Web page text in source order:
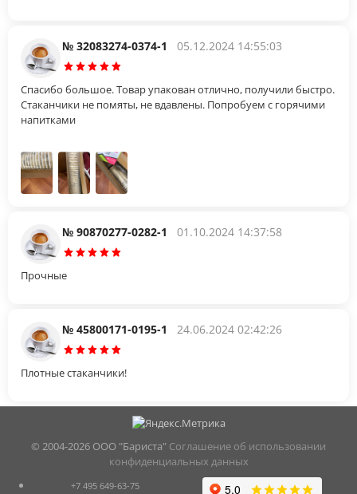
№ 32083274-0374-1 05.12.2024 14:55:03
Спасибо большое. Товар упакован отлично, получили быстро.
Стаканчики не помяты, не вдавлены. Попробуем с горячими
напитками
№ 90870277-0282-1 01.10.2024 14:37:58
Прочные
№ 45800171-0195-1 24.06.2024 02:42:26
Плотные стаканчики!
© 2004-2026 ООО "Бариста" Соглашение об использовании
конфиденциальных данных
+7 495 649-63-75